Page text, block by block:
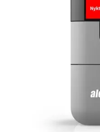
udføre en korrekt
AlcoSense Pro koster
på 32
Den billigste pris lige nu